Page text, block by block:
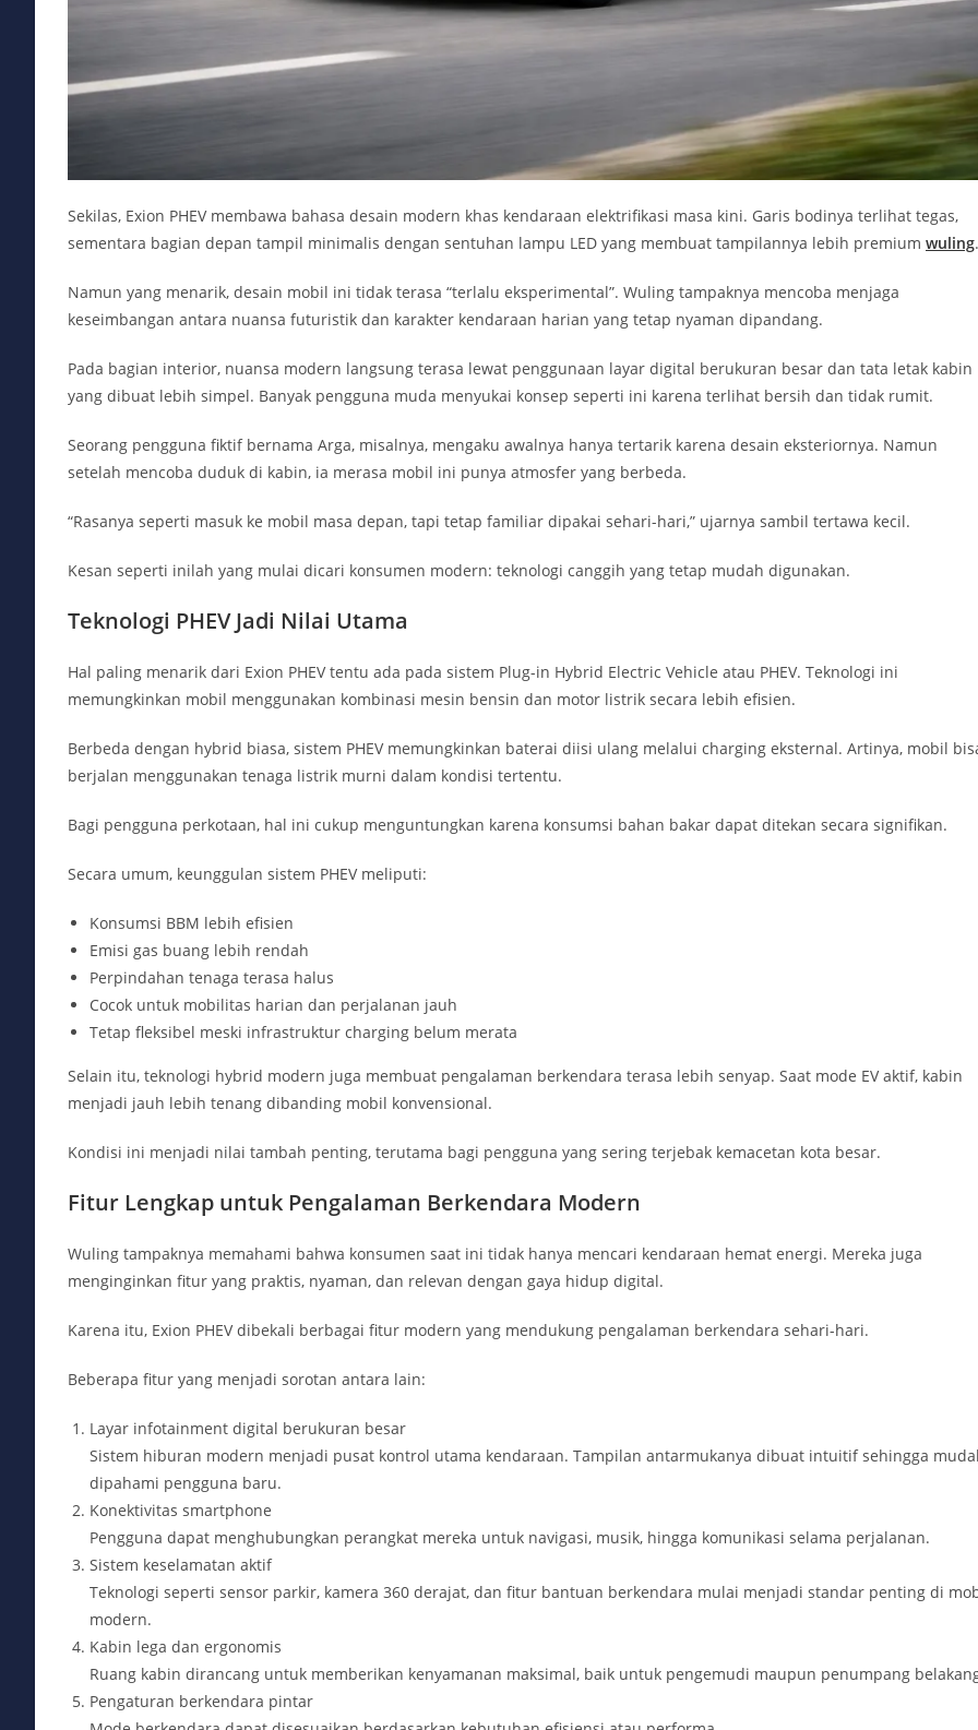
Sekilas, Exion PHEV membawa bahasa desain modern khas kendaraan elektrifikasi masa kini. Garis bodinya terlihat tegas,
sementara bagian depan tampil minimalis dengan sentuhan lampu LED yang membuat tampilannya lebih premium wuling.
Namun yang menarik, desain mobil ini tidak terasa “terlalu eksperimental”. Wuling tampaknya mencoba menjaga
keseimbangan antara nuansa futuristik dan karakter kendaraan harian yang tetap nyaman dipandang.
Pada bagian interior, nuansa modern langsung terasa lewat penggunaan layar digital berukuran besar dan tata letak kabin
yang dibuat lebih simpel. Banyak pengguna muda menyukai konsep seperti ini karena terlihat bersih dan tidak rumit.
Seorang pengguna fiktif bernama Arga, misalnya, mengaku awalnya hanya tertarik karena desain eksteriornya. Namun
setelah mencoba duduk di kabin, ia merasa mobil ini punya atmosfer yang berbeda.
“Rasanya seperti masuk ke mobil masa depan, tapi tetap familiar dipakai sehari-hari,” ujarnya sambil tertawa kecil.
Kesan seperti inilah yang mulai dicari konsumen modern: teknologi canggih yang tetap mudah digunakan.
Teknologi PHEV Jadi Nilai Utama
Hal paling menarik dari Exion PHEV tentu ada pada sistem Plug-in Hybrid Electric Vehicle atau PHEV. Teknologi ini
memungkinkan mobil menggunakan kombinasi mesin bensin dan motor listrik secara lebih efisien.
Berbeda dengan hybrid biasa, sistem PHEV memungkinkan baterai diisi ulang melalui charging eksternal. Artinya, mobil
berjalan menggunakan tenaga listrik murni dalam kondisi tertentu.
Bagi pengguna perkotaan, hal ini cukup menguntungkan karena konsumsi bahan bakar dapat ditekan secara signifikan.
Secara umum, keunggulan sistem PHEV meliputi:
Konsumsi BBM lebih efisien
Emisi gas buang lebih rendah
Perpindahan tenaga terasa halus
Cocok untuk mobilitas harian dan perjalanan jauh
Tetap fleksibel meski infrastruktur charging belum merata
Selain itu, teknologi hybrid modern juga membuat pengalaman berkendara terasa lebih senyap. Saat mode EV aktif, kabin
menjadi jauh lebih tenang dibanding mobil konvensional.
Kondisi ini menjadi nilai tambah penting, terutama bagi pengguna yang sering terjebak kemacetan kota besar.
Fitur Lengkap untuk Pengalaman Berkendara Modern
Wuling tampaknya memahami bahwa konsumen saat ini tidak hanya mencari kendaraan hemat energi. Mereka juga
menginginkan fitur yang praktis, nyaman, dan relevan dengan gaya hidup digital.
Karena itu, Exion PHEV dibekali berbagai fitur modern yang mendukung pengalaman berkendara sehari-hari.
Beberapa fitur yang menjadi sorotan antara lain:
Layar infotainment digital berukuran besar
Sistem hiburan modern menjadi pusat kontrol utama kendaraan. Tampilan antarmukanya dibuat intuitif sehingga
dipahami pengguna baru.
Konektivitas smartphone
Pengguna dapat menghubungkan perangkat mereka untuk navigasi, musik, hingga komunikasi selama perjalanan.
Sistem keselamatan aktif
Teknologi seperti sensor parkir, kamera 360 derajat, dan fitur bantuan berkendara mulai menjadi standar penting di
modern.
Kabin lega dan ergonomis
Ruang kabin dirancang untuk memberikan kenyamanan maksimal, baik untuk pengemudi maupun penumpang
Pengaturan berkendara pintar